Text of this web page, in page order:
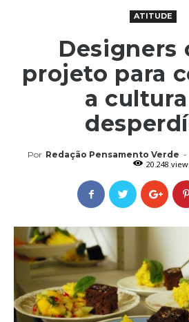
ATITUDE
Designers
projeto para
a
Por Redação Pensamento Verde -
20.248